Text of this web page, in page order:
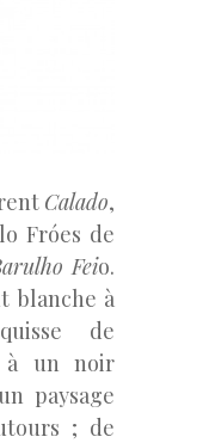
Calado,
Fróes de
Feio.
blanche à
de
à un noir
paysage
; de